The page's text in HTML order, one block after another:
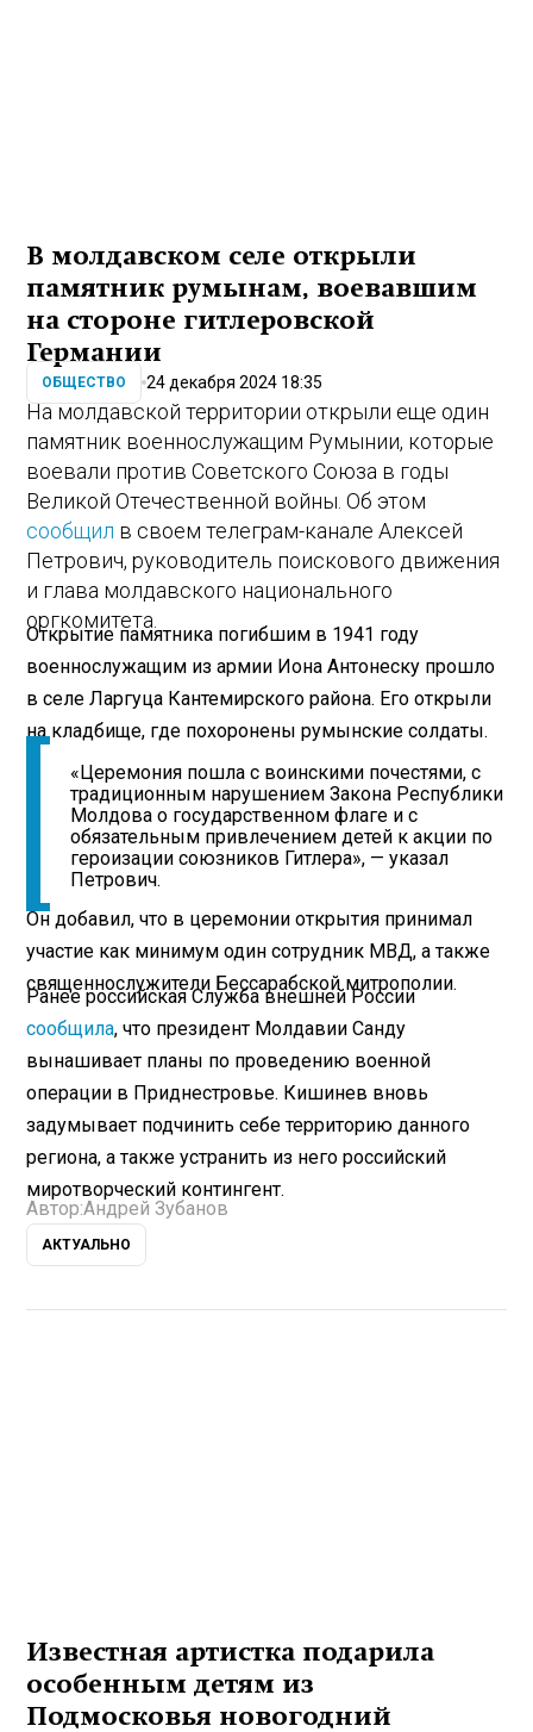
В молдавском селе открыли
памятник румынам, воевавшим
на стороне гитлеровской
Германии
ОБЩЕСТВО 24 декабря 2024 18:35
На молдавской территории открыли еще один
памятник военнослужащим Румынии, которые
воевали против Советского Союза в годы
Великой Отечественной войны. Об этом
сообщил в своем телеграм-канале Алексей
Петрович, руководитель поискового движения
и глава молдавского национального
оргкомитета.
Открытие памятника погибшим в 1941 году
военнослужащим из армии Иона Антонеску прошло
в селе Ларгуца Кантемирского района. Его открыли
на кладбище, где похоронены румынские солдаты.
«Церемония пошла с воинскими почестями, с
традиционным нарушением Закона Республики
Молдова о государственном флаге и с
обязательным привлечением детей к акции по
героизации союзников Гитлера», — указал
Петрович.
Он добавил, что в церемонии открытия принимал
участие как минимум один сотрудник МВД, а также
священнослужители Бессарабской митрополии.
Ранее российская Служба внешней России
сообщила, что президент Молдавии Санду
вынашивает планы по проведению военной
операции в Приднестровье. Кишинев вновь
задумывает подчинить себе территорию данного
региона, а также устранить из него российский
миротворческий контингент.
Автор:Андрей Зубанов
АКТУАЛЬНО
Известная артистка подарила
особенным детям из
Подмосковья новогодний